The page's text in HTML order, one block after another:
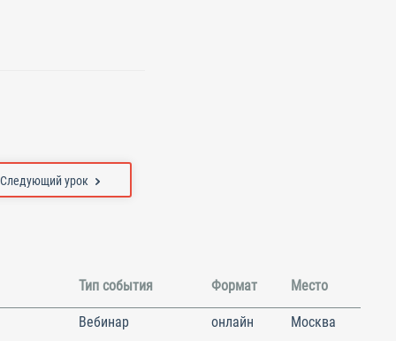
Следующий урок
Тип события Формат Место
Вебинар онлайн Москва